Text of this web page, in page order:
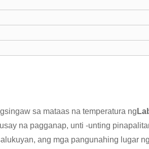
sa mataas na temperatura ng
na pagganap, unti -unting
ang mga pangunahing lugar ng